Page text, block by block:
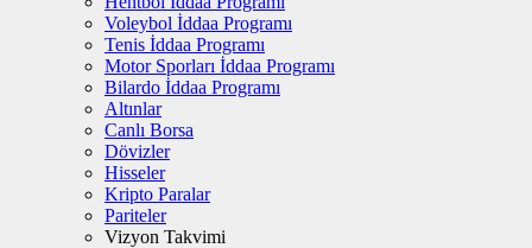
Voleybol İddaa Programı
Tenis İddaa Programı
Motor Sporları İddaa Programı
Bilardo İddaa Programı
Altınlar
Canlı Borsa
Dövizler
Hisseler
Kripto Paralar
Pariteler
Vizyon Takvimi